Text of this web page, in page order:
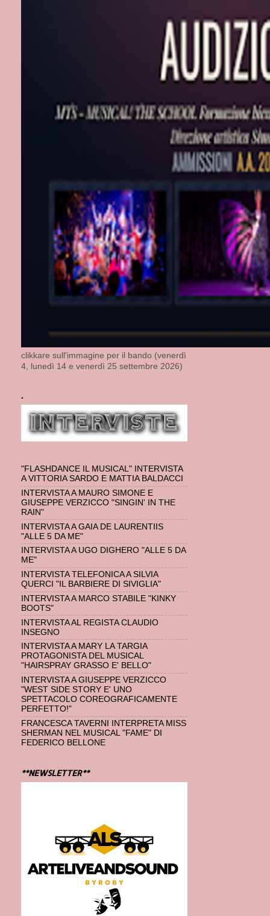
clikkare sull'immagine per il bando (venerdì
4, lunedì 14 e venerdì 25 settembre 2026)
.
"FLASHDANCE IL MUSICAL" INTERVISTA
A VITTORIA SARDO E MATTIA BALDACCI
INTERVISTA A MAURO SIMONE E
GIUSEPPE VERZICCO "SINGIN' IN THE
RAIN"
INTERVISTA A GAIA DE LAURENTIIS
"ALLE 5 DA ME"
INTERVISTA A UGO DIGHERO "ALLE 5 DA
ME"
INTERVISTA TELEFONICA A SILVIA
QUERCI "IL BARBIERE DI SIVIGLIA"
INTERVISTA A MARCO STABILE "KINKY
BOOTS"
INTERVISTA AL REGISTA CLAUDIO
INSEGNO
INTERVISTA A MARY LA TARGIA
PROTAGONISTA DEL MUSICAL
"HAIRSPRAY GRASSO E' BELLO"
INTERVISTA A GIUSEPPE VERZICCO
"WEST SIDE STORY E' UNO
SPETTACOLO COREOGRAFICAMENTE
PERFETTO!"
FRANCESCA TAVERNI INTERPRETA MISS
SHERMAN NEL MUSICAL "FAME" DI
FEDERICO BELLONE
**NEWSLETTER**